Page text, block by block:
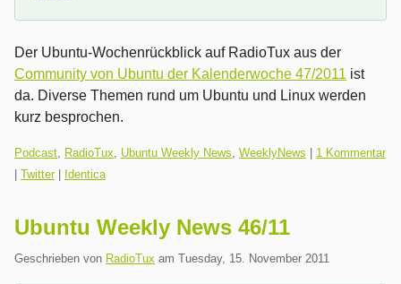
Der Ubuntu-Wochenrückblick auf RadioTux aus der
Community von Ubuntu der Kalenderwoche 47/2011 ist
da. Diverse Themen rund um Ubuntu und Linux werden
kurz besprochen.
Kategorien:
Podcast, RadioTux, Ubuntu Weekly News, WeeklyNews
1 Kommentar
Twitter| Identica
Ubuntu Weekly News 46/11
Geschrieben von RadioTux am Tuesday, 15. November 2011